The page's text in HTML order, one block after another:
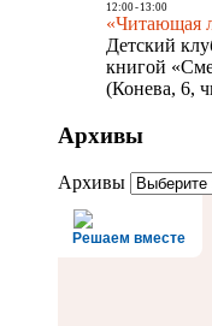
12:00- 13:00
«Читающая
Детский
книгой
(Конева, 6,
Архивы
Архивы
Решаем вместе